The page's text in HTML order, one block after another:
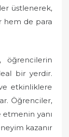
üstlenerek,
hem de para
öğrencilerin
bir yerdir.
etkinliklere
Öğrenciler,
etmenin yanı
kazanır